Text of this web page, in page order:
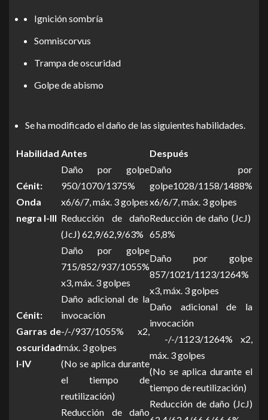
Ignición sombría
Somniscorvus
Trampa de oscuridad
Golpe de abismo
Se ha modificado el daño de las siguientes habilidades.
Habilidad Antes Después
Cénit:
Onda
negra I-III
Daño por golpe
950/1070/1375%
x6/6/7, máx. 3 golpes
Reducción de daño
(JcJ) 62,9/62,9/63%
Daño por
golpe1028/1158/1488%
x6/6/7, máx. 3 golpes
Reducción de daño (JcJ)
65,8%
Cénit:
Garras de
oscuridad
I-IV
Daño por golpe
715/852/937/1055%
x3, máx. 3 golpes
Daño adicional de la
invocación
-/-/937/1055% x2,
máx. 3 golpes
(No se aplica durante
el tiempo de
reutilización)
Reducción de daño
Daño por golpe
857/1021/1123/1264%
x3, máx. 3 golpes
Daño adicional de la
invocación
-/-/1123/1264% x2,
máx. 3 golpes
(No se aplica durante el
tiempo de reutilización)
Reducción de daño (JcJ)